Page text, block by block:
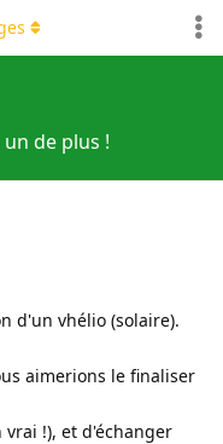
de plus !
d'un vhélio (solaire).
aimerions le finaliser
!), et d'échanger